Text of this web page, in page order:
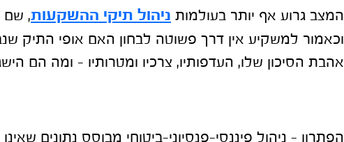
המצב גרוע אף יותר בעולמות ניהול תיקי ההשקעות, שם
וכאמור למשקיע אין דרך פשוטה לבחון האם אופי התיק
אהבת הסיכון שלו, העדפותיו, צרכיו ומטרותיו – ומה הם
הפתרון – ניהול פיננסי-פנסיוני-ביטוחי מבוסס נתונים שאינו